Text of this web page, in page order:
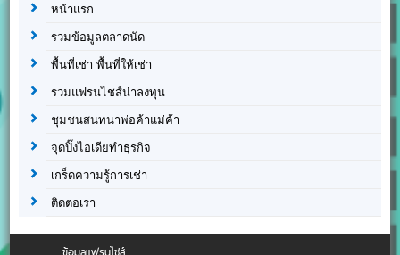
หน้าแรก
รวมข้อมูลตลาดนัด
พื้นที่เช่า พื้นที่ให้เช่า
รวมแฟรนไชส์น่าลงทุน
ชุมชนสนทนาพ่อค้าแม่ค้า
จุดปิ๊งไอเดียทำธุรกิจ
เกร็ดความรู้การเช่า
ติดต่อเรา